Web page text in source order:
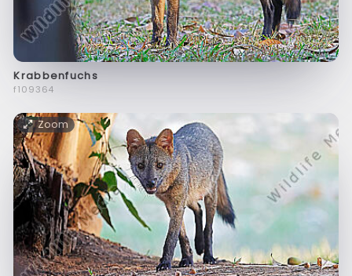
Krabbenfuchs
f109364
Zoom